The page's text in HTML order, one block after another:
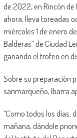
de 2022, en Rincón de
ahora, lleva toreadas
miércoles 1 de enero
Balderas” de Ciudad
ganando el trofeo en
Sobre su preparación
sanmarqueño, Ibarra
“Como todos los días,
mañana, dándole